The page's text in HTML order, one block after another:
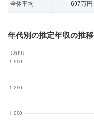
全体平均 697万円
年代別の推定年収の推移
（万円）